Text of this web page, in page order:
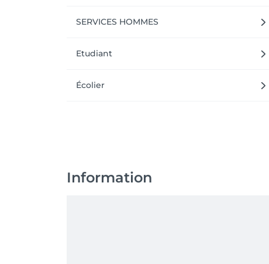
SERVICES HOMMES
Etudiant
Écolier
Information